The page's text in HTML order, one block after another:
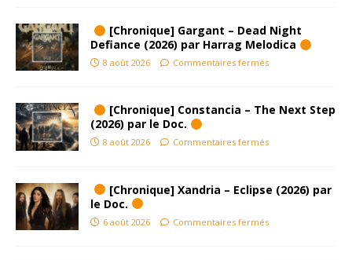
[Chronique] Gargant – Dead Night
Defiance (2026) par Harrag Melodica
8 août 2026 Commentaires fermés
[Chronique] Constancia – The Next Step
(2026) par le Doc.
8 août 2026 Commentaires fermés
[Chronique] Xandria – Eclipse (2026) par
le Doc.
6 août 2026 Commentaires fermés